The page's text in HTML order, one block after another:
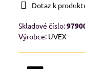
Dotaz k
Skladové číslo:
Výrobce: UVEX